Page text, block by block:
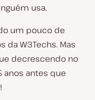
usa.
um pouco de
da W3Techs. Mas
decrescendo no
anos antes que